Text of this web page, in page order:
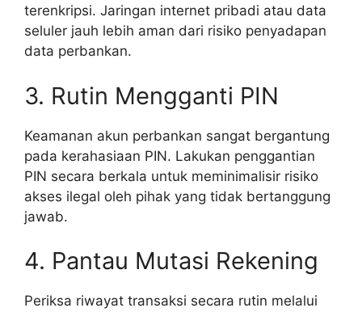
terenkripsi. Jaringan internet pribadi atau data
seluler jauh lebih aman dari risiko penyadapan
data perbankan.
3. Rutin Mengganti PIN
Keamanan akun perbankan sangat bergantung
pada kerahasiaan PIN. Lakukan penggantian
PIN secara berkala untuk meminimalisir risiko
akses ilegal oleh pihak yang tidak bertanggung
jawab.
4. Pantau Mutasi Rekening
Periksa riwayat transaksi secara rutin melalui